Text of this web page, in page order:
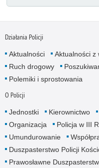
Działania Policji
Aktualności Aktualności z
Ruch drogowy
Polemiki i sprostowania
O Policji
Jednostki Kierownictwo
Organizacja
Policja w III
Umundurowanie
Duszpasterstwo Policji
Prawosławne